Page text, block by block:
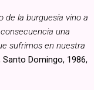
de la burguesía vino a
una
sufrimos en nuestra
Domingo, 1986,